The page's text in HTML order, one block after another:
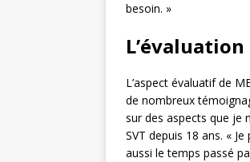
besoin. »
L’aspect évaluatif de
de nombreux
sur des aspects que je
SVT depuis 18 ans. «
aussi le temps passé